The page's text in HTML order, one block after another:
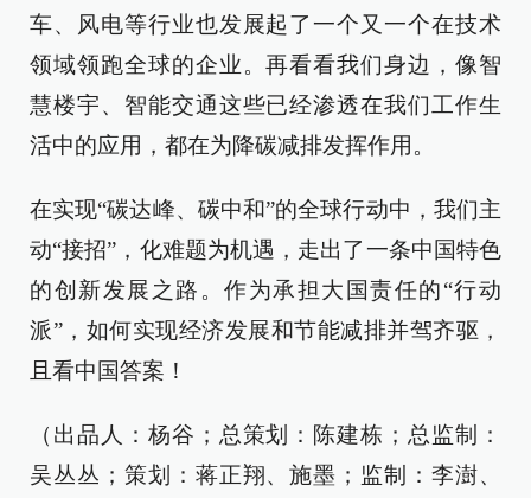
车、风电等行业也发展起了一个又一个在技术
领域领跑全球的企业。再看看我们身边，像智
慧楼宇、智能交通这些已经渗透在我们工作生
活中的应用，都在为降碳减排发挥作用。
在实现“碳达峰、碳中和”的全球行动中，我们主
动“接招”，化难题为机遇，走出了一条中国特色
的创新发展之路。作为承担大国责任的“行动
派”，如何实现经济发展和节能减排并驾齐驱，
且看中国答案！
（出品人：杨谷；总策划：陈建栋；总监制：
吴丛丛；策划：蒋正翔、施墨；监制：李澍、